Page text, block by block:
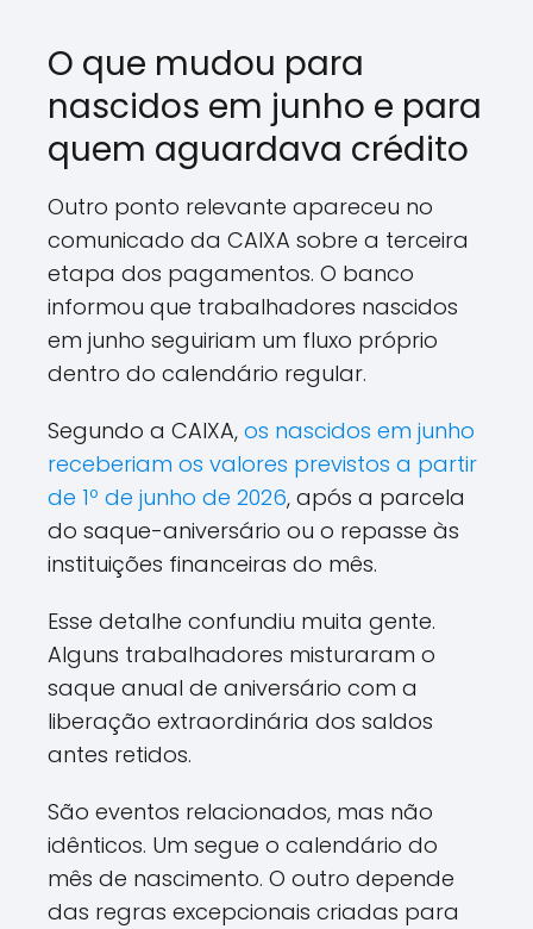
O que mudou para
nascidos em junho e para
quem aguardava crédito
Outro ponto relevante apareceu no
comunicado da CAIXA sobre a terceira
etapa dos pagamentos. O banco
informou que trabalhadores nascidos
em junho seguiriam um fluxo próprio
dentro do calendário regular.
Segundo a CAIXA, os nascidos em junho
receberiam os valores previstos a partir
de 1º de junho de 2026, após a parcela
do saque-aniversário ou o repasse às
instituições financeiras do mês.
Esse detalhe confundiu muita gente.
Alguns trabalhadores misturaram o
saque anual de aniversário com a
liberação extraordinária dos saldos
antes retidos.
São eventos relacionados, mas não
idênticos. Um segue o calendário do
mês de nascimento. O outro depende
das regras excepcionais criadas para